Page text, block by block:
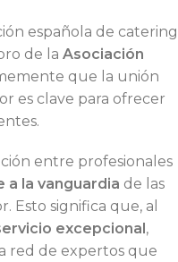
de la Asociación
que la unión
es clave para ofrecer
entre profesionales
a la vanguardia de las
Esto significa que, al
excepcional,
red de expertos que